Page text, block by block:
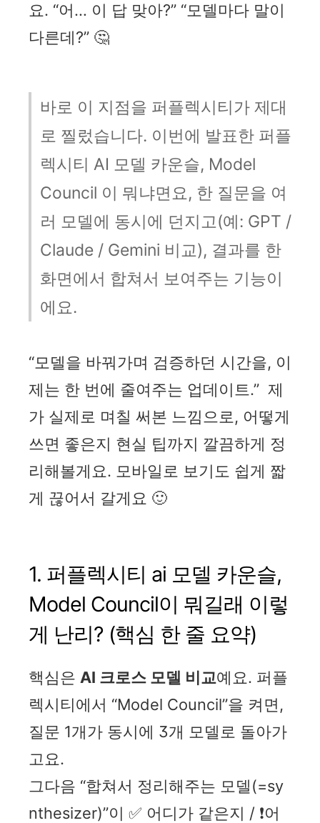
요. “어… 이 답 맞아?” “모델마다 말이
다른데?” 🤔
바로 이 지점을 퍼플렉시티가 제대
로 찔렀습니다. 이번에 발표한 퍼플
렉시티 AI 모델 카운슬, Model
Council 이 뭐냐면요, 한 질문을 여
러 모델에 동시에 던지고(예: GPT /
Claude / Gemini 비교), 결과를 한
화면에서 합쳐서 보여주는 기능이
에요.
“모델을 바꿔가며 검증하던 시간을, 이
제는 한 번에 줄여주는 업데이트.” 제
가 실제로 며칠 써본 느낌으로, 어떻게
쓰면 좋은지 현실 팁까지 깔끔하게 정
리해볼게요. 모바일로 보기도 쉽게 짧
게 끊어서 갈게요 🙂
1. 퍼플렉시티 ai 모델 카운슬,
Model Council이 뭐길래 이렇
게 난리? (핵심 한 줄 요약)
핵심은 AI 크로스 모델 비교예요. 퍼플
렉시티에서 “Model Council”을 켜면,
질문 1개가 동시에 3개 모델로 돌아가
고요.
그다음 “합쳐서 정리해주는 모델(=sy
nthesizer)”이 ✅ 어디가 같은지 / ❗어